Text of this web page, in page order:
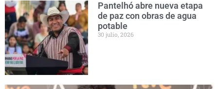
Pantelhó abre nueva etapa
de paz con obras de agua
potable
30 julio, 2026